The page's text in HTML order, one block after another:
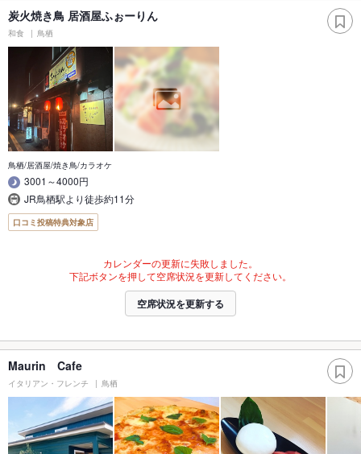
炭火焼き鳥 居酒屋ふぉーりん
和食 鳥栖
鳥栖/居酒屋/焼き鳥/カラオケ
3001～4000円
JR鳥栖駅より徒歩約11分
口コミ投稿特典対象店
カレンダーの更新に失敗しました。
下記ボタンを押して空席状況を更新してください。
空席状況を更新する
Maurin Cafe
イタリアン・フレンチ 鳥栖